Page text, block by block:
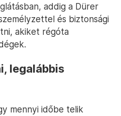
addig a Dürer
és biztonsági
akiket régóta
legalábbis
mennyi időbe telik